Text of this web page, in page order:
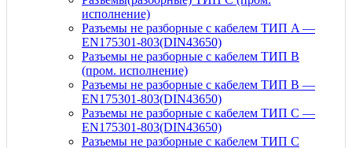
исполнение)
Разъемы не разборные с кабелем ТИП A —
EN175301-803(DIN43650)
Разъемы не разборные с кабелем ТИП B
(пром. исполнение)
Разъемы не разборные с кабелем ТИП B —
EN175301-803(DIN43650)
Разъемы не разборные с кабелем ТИП C —
EN175301-803(DIN43650)
Разъемы не разборные с кабелем ТИП C